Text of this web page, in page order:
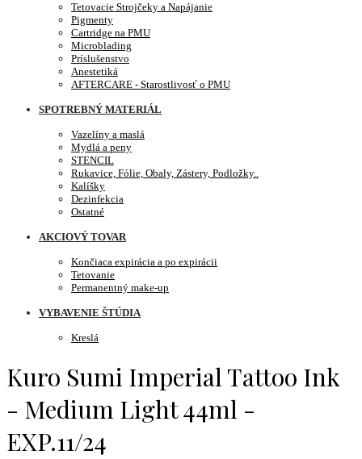
Tetovacie Strojčeky a Napájanie
Pigmenty
Cartridge na PMU
Microblading
Príslušenstvo
Anestetiká
AFTERCARE - Starostlivosť o PMU
SPOTREBNÝ MATERIÁL
Vazelíny a maslá
Mydlá a peny
STENCIL
Rukavice, Fólie, Obaly, Zástery, Podložky..
Kalíšky
Dezinfekcia
Ostatné
AKCIOVÝ TOVAR
Končiaca expirácia a po expirácii
Tetovanie
Permanentný make-up
VYBAVENIE ŠTÚDIA
Kreslá
Kuro Sumi Imperial Tattoo Ink
- Medium Light 44ml -
EXP.11/24